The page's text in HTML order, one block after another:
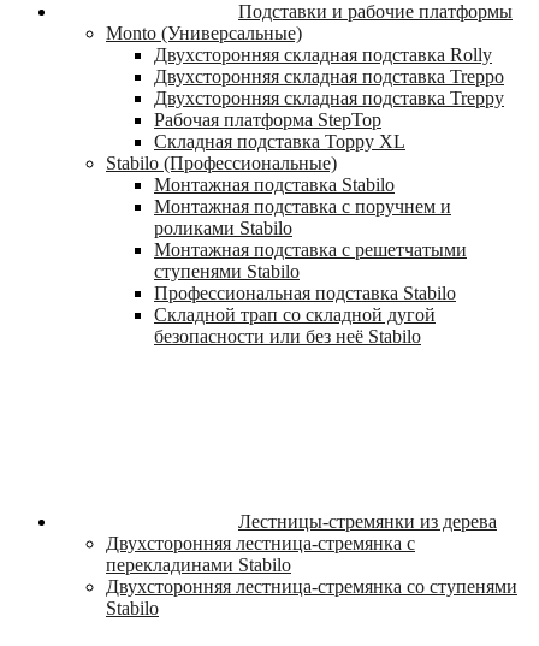
Подставки и рабочие платформы
Monto (Универсальные)
Двухсторонняя складная подставка Rolly
Двухсторонняя складная подставка Treppo
Двухсторонняя складная подставка Treppy
Рабочая платформа StepTop
Складная подставка Toppy XL
Stabilo (Профессиональные)
Монтажная подставка Stabilo
Монтажная подставка с поручнем и
роликами Stabilo
Монтажная подставка с решетчатыми
ступенями Stabilo
Профессиональная подставка Stabilo
Складной трап со складной дугой
безопасности или без неё Stabilo
Лестницы-стремянки из дерева
Двухсторонняя лестница-стремянка с
перекладинами Stabilo
Двухсторонняя лестница-стремянка со ступенями
Stabilo